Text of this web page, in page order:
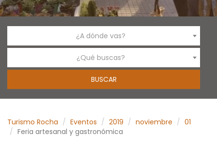
¿A dónde vas?
¿Qué buscas?
Turismo Rocha Eventos 2019 noviembre
01
Feria artesanal y gastronómica